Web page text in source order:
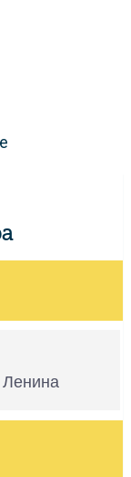
Ленина